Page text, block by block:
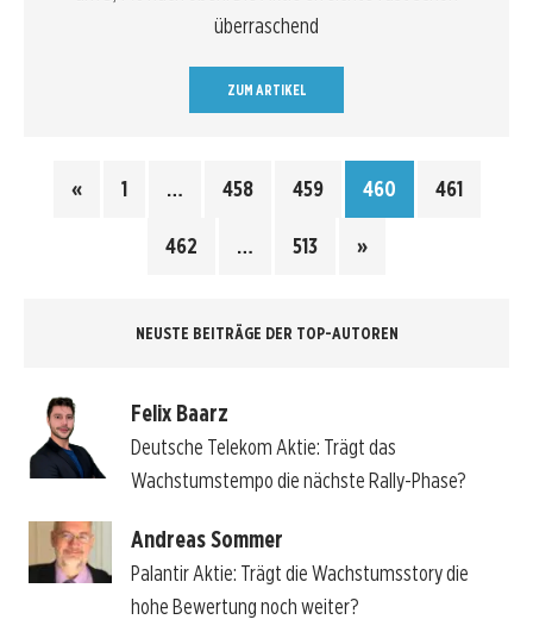
überraschend
ZUM ARTIKEL
« 1 … 458 459 460 461
462 … 513 »
NEUSTE BEITRÄGE DER TOP-AUTOREN
Felix Baarz
Deutsche Telekom Aktie: Trägt das
Wachstumstempo die nächste Rally-Phase?
Andreas Sommer
Palantir Aktie: Trägt die Wachstumsstory die
hohe Bewertung noch weiter?